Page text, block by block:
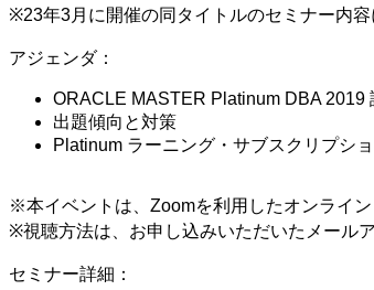
※23年3月に開催の同タイトルのセミナー内
アジェンダ：
ORACLE MASTER Platinum DBA 2019
出題傾向と対策
Platinum ラーニング・サブスクリプシ
※本イベントは、Zoomを利用したオンライン
※視聴方法は、お申し込みいただいたメール
セミナー詳細：